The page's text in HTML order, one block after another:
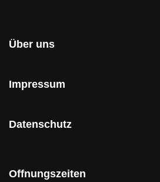
Über uns
Impressum
Datenschutz
Offnungszeiten